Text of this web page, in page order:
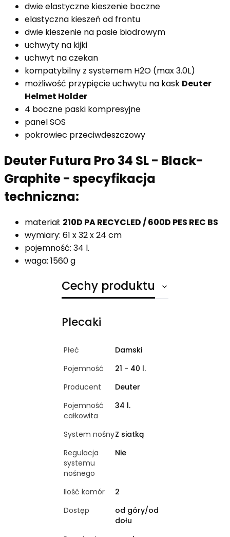
dwie elastyczne kieszenie boczne
elastyczna kieszeń od frontu
dwie kieszenie na pasie biodrowym
uchwyty na kijki
uchwyt na czekan
kompatybilny z systemem H2O (max 3.0L)
możliwość przypięcie uchwytu na kask Deuter
Helmet Holder
4 boczne paski kompresyjne
panel SOS
pokrowiec przeciwdeszczowy
Deuter Futura Pro 34 SL - Black-
Graphite - specyfikacja
techniczna:
materiał: 210D PA RECYCLED / 600D PES REC BS
wymiary: 61 x 32 x 24 cm
pojemność: 34 l.
waga: 1560 g
Cechy produktu
Plecaki
Płeć
Damski
Pojemność
21 - 40 l.
Producent
Deuter
Pojemność
całkowita
34 l.
System nośnyZ siatką
Regulacja
systemu
nośnego
Nie
Ilość komór
2
Dostęp
od góry/od
dołu